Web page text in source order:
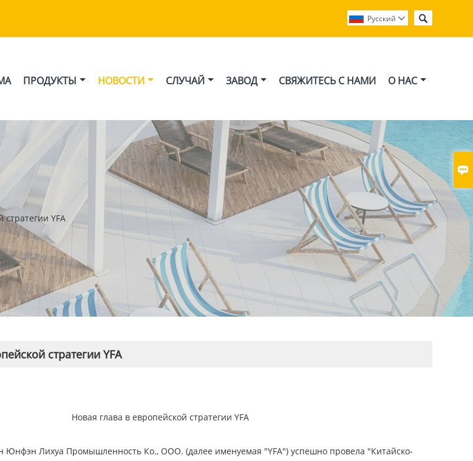


Pусский 
ПРОДУКТЫ НОВОСТИ СЛУЧАЙ ЗАВОД СВЯЖИТЕСЬ С НАМИ О НАС
стратегии YFA
стратегии YFA
Новая глава в европейской стратегии YFA
Юнфэн Лихуа Промышленность Ко., ООО. (далее именуемая "YFA") успешно провела "Китайско-